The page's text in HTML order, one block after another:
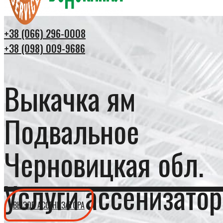
+38 (066) 296-0008
+38 (098) 009-9686
Выкачка ям
Подвальное
Черновицкая обл.
Услуги
ВЫЗОВ АССЕНИЗАТОРА